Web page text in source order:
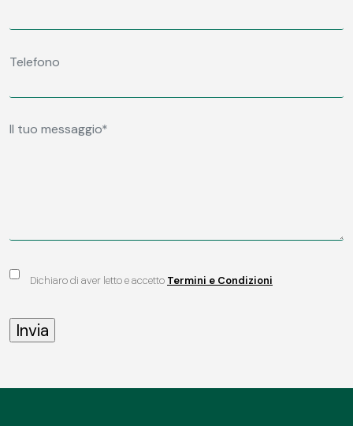
Dichiaro di aver letto e accetto Termini e Condizioni